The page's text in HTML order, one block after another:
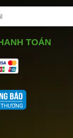
TOÁN